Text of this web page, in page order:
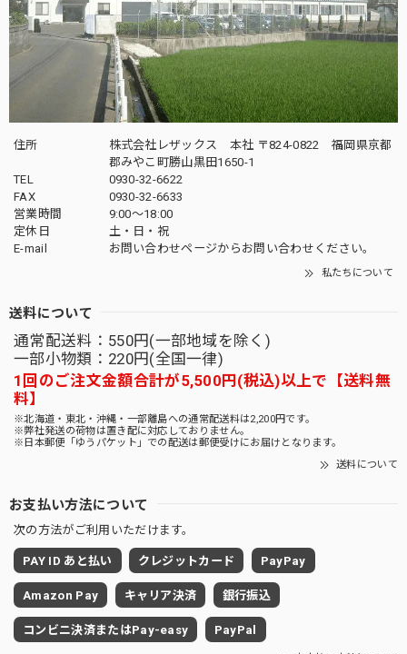
住所
株式会社レザックス 本社 〒824-0822 福岡県京都
郡みやこ町勝山黒田1650-1
TEL
0930-32-6622
FAX
0930-32-6633
営業時間
9:00〜18:00
定休日
土・日・祝
E-mail
お問い合わせページからお問い合わせください。
私たちについて
送料について
通常配送料：550円(一部地域を除く)
一部小物類：220円(全国一律)
1回のご注文金額合計が5,500円(税込)以上で【送料無
料】
※北海道・東北・沖縄・一部離島への通常配送料は2,200円です。
※弊社発送の荷物は置き配に対応しておりません。
※日本郵便「ゆうパケット」での配送は郵便受けにお届けとなります。
送料について
お支払い方法について
次の方法がご利用いただけます。
PAY ID あと払い クレジットカード PayPay
Amazon Pay キャリア決済 銀行振込
コンビニ決済またはPay-easy PayPal